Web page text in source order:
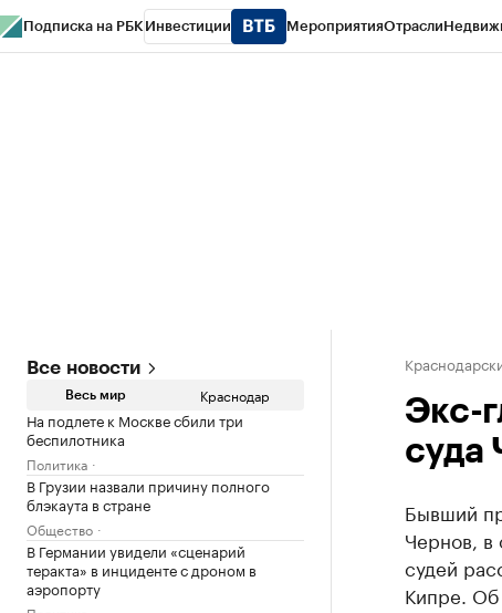
Подписка на РБК Инвестиции МероприятияОтрасли
Все новости
Весь мир Краснодар
На подлете к Москве сбили три
беспилотника
Политика
В Грузии назвали причину полного
блэкаута в стране
Общество
В Германии увидели «сценарий
теракта» в инциденте с дроном в
аэропорту
Экс-
суда
Бывший
Чернов, в
судей
Кипре.